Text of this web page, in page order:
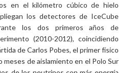
en el kilómetro cúbico de hielo
los detectores de IceCube
los dos primeros años de
(2010-2012), coincidiendo
de Carlos Pobes, el primer físico
meses de aislamiento en el Polo Sur